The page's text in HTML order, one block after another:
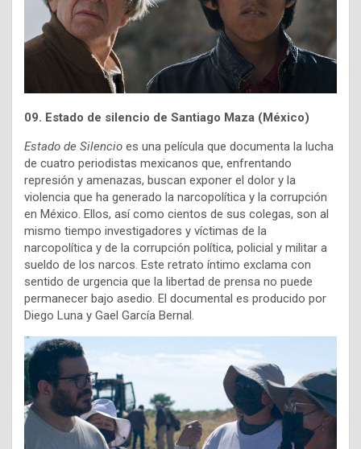
09. Estado de silencio de Santiago Maza (México)
Estado de Silencio es una película que documenta la lucha
de cuatro periodistas mexicanos que, enfrentando
represión y amenazas, buscan exponer el dolor y la
violencia que ha generado la narcopolítica y la corrupción
en México. Ellos, así como cientos de sus colegas, son al
mismo tiempo investigadores y víctimas de la
narcopolítica y de la corrupción política, policial y militar a
sueldo de los narcos. Este retrato íntimo exclama con
sentido de urgencia que la libertad de prensa no puede
permanecer bajo asedio. El documental es producido por
Diego Luna y Gael García Bernal.